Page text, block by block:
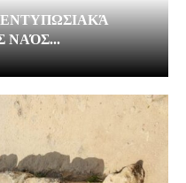
ΝΑΌΣ...